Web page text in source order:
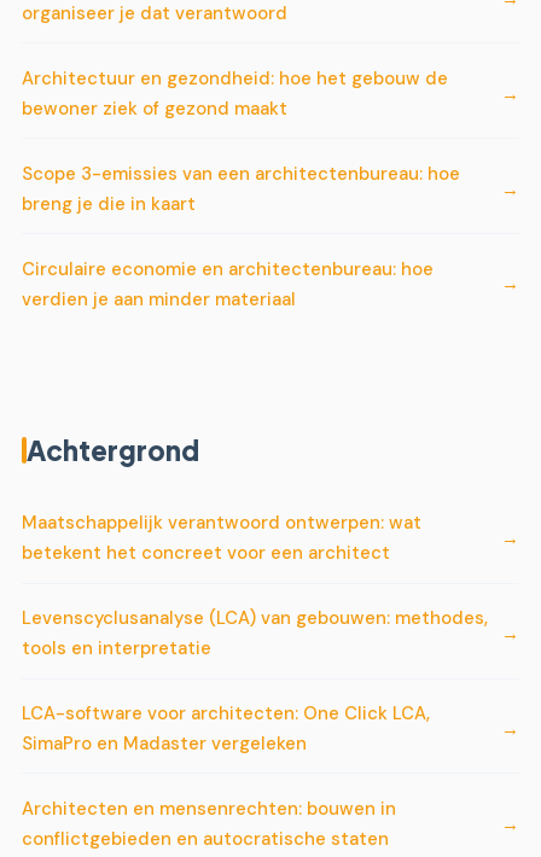
organiseer je dat verantwoord
Architectuur en gezondheid: hoe het gebouw de
bewoner ziek of gezond maakt
Scope 3-emissies van een architectenbureau: hoe
breng je die in kaart
Circulaire economie en architectenbureau: hoe
verdien je aan minder materiaal
Achtergrond
Maatschappelijk verantwoord ontwerpen: wat
betekent het concreet voor een architect
Levenscyclusanalyse (LCA) van gebouwen: methodes,
tools en interpretatie
LCA-software voor architecten: One Click LCA,
SimaPro en Madaster vergeleken
Architecten en mensenrechten: bouwen in
conflictgebieden en autocratische staten